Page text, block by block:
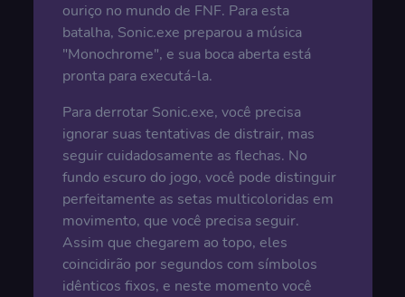
ouriço no mundo de FNF. Para esta
batalha, Sonic.exe preparou a música
"Monochrome", e sua boca aberta está
pronta para executá-la.
Para derrotar Sonic.exe, você precisa
ignorar suas tentativas de distrair, mas
seguir cuidadosamente as flechas. No
fundo escuro do jogo, você pode distinguir
perfeitamente as setas multicoloridas em
movimento, que você precisa seguir.
Assim que chegarem ao topo, eles
coincidirão por segundos com símbolos
idênticos fixos, e neste momento você